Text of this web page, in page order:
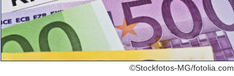
©Stockfotos-MG/fotolia.com